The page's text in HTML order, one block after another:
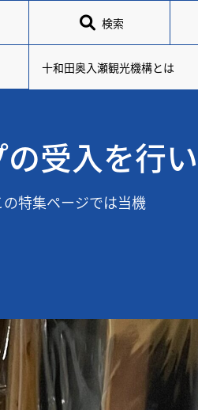
 検索
十和田奥入瀬観光機構とは
受入を行
特集ページでは当機